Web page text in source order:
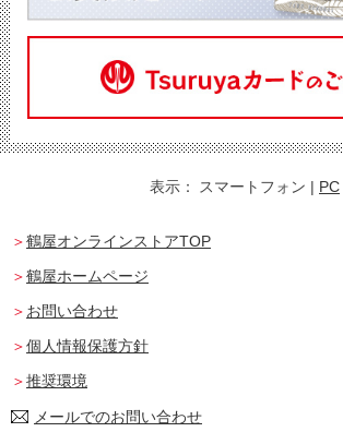
表示： スマートフォン | PC
鶴屋オンラインストアTOP
鶴屋ホームページ
お問い合わせ
個人情報保護方針
推奨環境
メールでのお問い合わせ